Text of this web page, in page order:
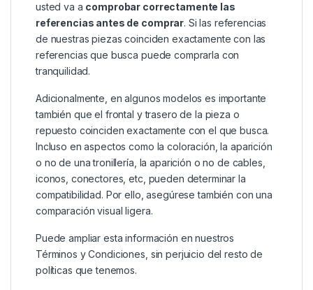
usted va a comprobar correctamente las
referencias antes de comprar. Si las referencias
de nuestras piezas coinciden exactamente con las
referencias que busca puede comprarla con
tranquilidad.
Adicionalmente, en algunos modelos es importante
también que el frontal y trasero de la pieza o
repuesto coinciden exactamente con el que busca.
Incluso en aspectos como la coloración, la aparición
o no de una tronillería, la aparición o no de cables,
iconos, conectores, etc, pueden determinar la
compatibilidad. Por ello, asegúrese también con una
comparación visual ligera.
Puede ampliar esta información en nuestros
Términos y Condiciones , sin perjuicio del resto de
políticas que tenemos.